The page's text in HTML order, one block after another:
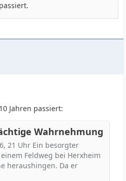
Jahren passiert:
Wahrnehmung
21 Uhr Ein besorgter
Feldweg bei Herxheim
heraushingen. Da er